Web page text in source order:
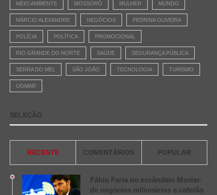
MEIO AMBIENTE MOSSORÓ MULHER MUNDO
MÁRCIO ALEXANDRE NEGÓCIOS PEDRINA OLIVEIRA
POLÍCIA POLÍTICA PROMOCIONAL
RIO GRANDE DO NORTE SAÚDE SEGURANÇA PÚBLICA
SERRA DO MEL SÃO JOÃO TECNOLOGIA TURISMO
UGMAR
SELEÇÃO
RECENTE COMENTÁRIOS POPULAR
Fábio Faria no escândalo Master:
de negócios milionários a cafetão